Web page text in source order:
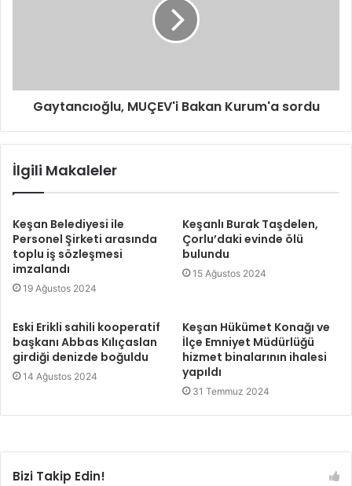
Gaytancıoğlu, MUÇEV'i Bakan Kurum'a sordu
İlgili Makaleler
Keşan Belediyesi ile
Personel Şirketi arasında
toplu iş sözleşmesi
imzalandı
19 Ağustos 2024
Keşanlı Burak Taşdelen,
Çorlu’daki evinde ölü
bulundu
15 Ağustos 2024
Eski Erikli sahili kooperatif
başkanı Abbas Kılıçaslan
girdiği denizde boğuldu
14 Ağustos 2024
Keşan Hükümet Konağı ve
İlçe Emniyet Müdürlüğü
hizmet binalarının ihalesi
yapıldı
31 Temmuz 2024
Bizi Takip Edin!